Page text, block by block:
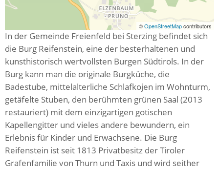
©OpenStreetMapcontributors
In der Gemeinde Freienfeld bei Sterzing befindet sich
die Burg Reifenstein, eine der besterhaltenen und
kunsthistorisch wertvollsten Burgen Südtirols. In der
Burg kann man die originale Burgküche, die
Badestube, mittelalterliche Schlafkojen im Wohnturm,
getäfelte Stuben, den berühmten grünen Saal (2013
restauriert) mit dem einzigartigen gotischen
Kapellengitter und vieles andere bewundern, ein
Erlebnis für Kinder und Erwachsene. Die Burg
Reifenstein ist seit 1813 Privatbesitz der Tiroler
Grafenfamilie von Thurn und Taxis und wird seither